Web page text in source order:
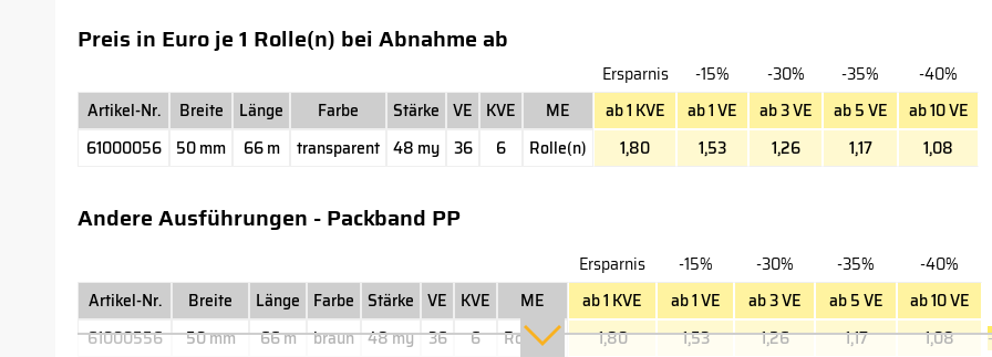
Preis in Euro je 1 Rolle(n) bei Abnahme ab
Ersparnis -15% -30% -35%
-40%
Artikel-Nr.
Breite Länge Farbe Stärke VE KVE ME ab 1 KVE ab 1 VE ab 3 VE ab 5 VE
ab 10 VE
61000056
50 mm 66 m transparent 48 my 36 6 Rolle(n) 1,80 1,53 1,26 1,17 1,08
Andere Ausführungen - Packband PP
Ersparnis -15% -30% -35%
-40%
Artikel-Nr.
Breite Länge Farbe Stärke VE KVE ME ab 1 KVE ab 1 VE ab 3 VE ab 5 VE
ab 10 VE
61000556
50 mm 66 m braun 48 my 36 6 Rolle(n) 1,80 1,53 1,26 1,17 1,08